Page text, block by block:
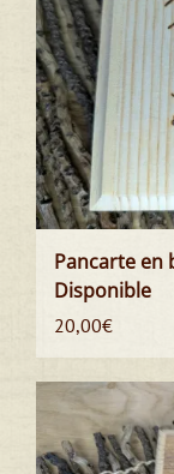
Pancarte en
Disponible
20,00€